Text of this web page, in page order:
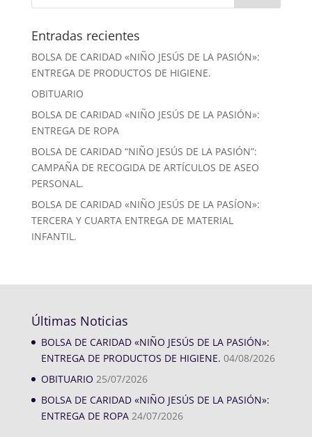
Entradas recientes
BOLSA DE CARIDAD «NIÑO JESÚS DE LA PASIÓN»:
ENTREGA DE PRODUCTOS DE HIGIENE.
OBITUARIO
BOLSA DE CARIDAD «NIÑO JESÚS DE LA PASIÓN»:
ENTREGA DE ROPA
BOLSA DE CARIDAD “NIÑO JESÚS DE LA PASIÓN”:
CAMPAÑA DE RECOGIDA DE ARTÍCULOS DE ASEO
PERSONAL.
BOLSA DE CARIDAD «NIÑO JESÚS DE LA PASÍON»:
TERCERA Y CUARTA ENTREGA DE MATERIAL
INFANTIL.
Últimas Noticias
BOLSA DE CARIDAD «NIÑO JESÚS DE LA PASIÓN»:
ENTREGA DE PRODUCTOS DE HIGIENE. 04/08/2026
OBITUARIO 25/07/2026
BOLSA DE CARIDAD «NIÑO JESÚS DE LA PASIÓN»:
ENTREGA DE ROPA 24/07/2026